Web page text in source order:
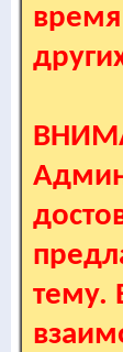
тему.